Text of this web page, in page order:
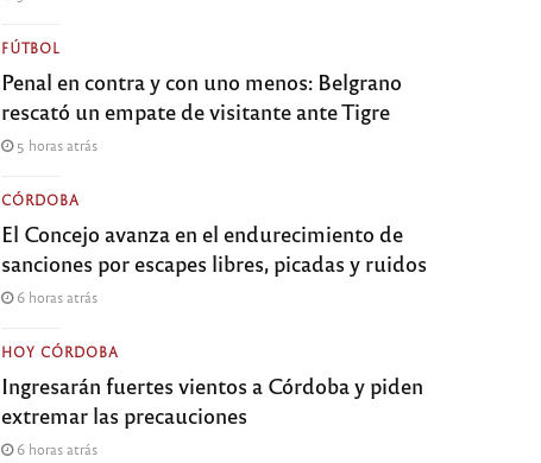
FÚTBOL
Penal en contra y con uno menos: Belgrano
rescató un empate de visitante ante Tigre
5 horas atrás
CÓRDOBA
El Concejo avanza en el endurecimiento de
sanciones por escapes libres, picadas y ruidos
6 horas atrás
HOY CÓRDOBA
Ingresarán fuertes vientos a Córdoba y piden
extremar las precauciones
6 horas atrás